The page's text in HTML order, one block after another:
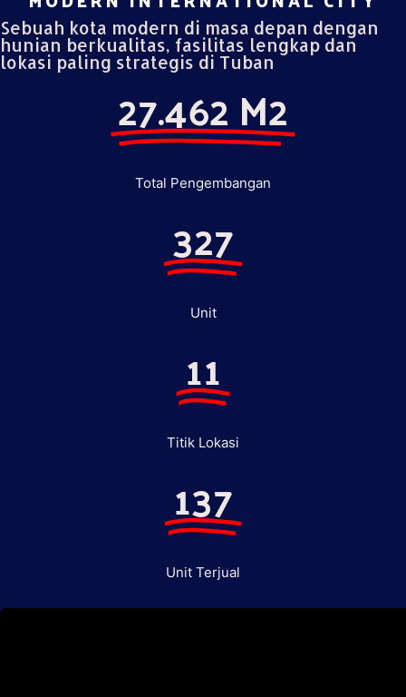
Sebuah kota modern di masa depan dengan
hunian berkualitas, fasilitas lengkap dan
lokasi paling strategis di Tuban
27.462 M2
Total Pengembangan
327
Unit
11
Titik Lokasi
137
Unit Terjual